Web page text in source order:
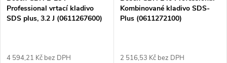
p
o
p
Professional vrtací kladivo
SDS plus, 3.2 J (0611267600)
4 594,21 Kč bez DPH
Kombinované kladivo SDS-
Plus (0611272100)
2 516,53 Kč bez DPH